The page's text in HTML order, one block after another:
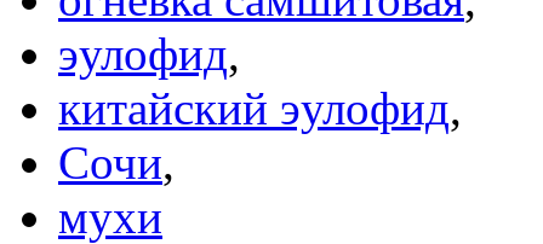
эулофид,
китайский эулофид,
Сочи,
мухи